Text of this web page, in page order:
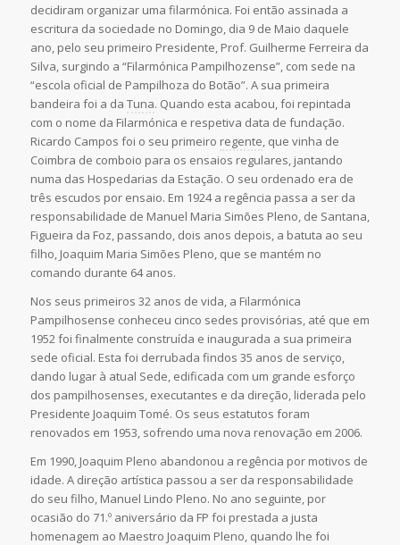
decidiram organizar uma filarmónica. Foi então assinada a
escritura da sociedade no Domingo, dia 9 de Maio daquele
ano, pelo seu primeiro Presidente, Prof. Guilherme Ferreira da
Silva, surgindo a “Filarmónica Pampilhozense”, com sede na
“escola oficial de Pampilhoza do Botão”. A sua primeira
bandeira foi a da Tuna. Quando esta acabou, foi repintada
com o nome da Filarmónica e respetiva data de fundação.
Ricardo Campos foi o seu primeiro regente, que vinha de
Coimbra de comboio para os ensaios regulares, jantando
numa das Hospedarias da Estação. O seu ordenado era de
três escudos por ensaio. Em 1924 a regência passa a ser da
responsabilidade de Manuel Maria Simões Pleno, de Santana,
Figueira da Foz, passando, dois anos depois, a batuta ao seu
filho, Joaquim Maria Simões Pleno, que se mantém no
comando durante 64 anos.
Nos seus primeiros 32 anos de vida, a Filarmónica
Pampilhosense conheceu cinco sedes provisórias, até que em
1952 foi finalmente construída e inaugurada a sua primeira
sede oficial. Esta foi derrubada findos 35 anos de serviço,
dando lugar à atual Sede, edificada com um grande esforço
dos pampilhosenses, executantes e da direção, liderada pelo
Presidente Joaquim Tomé. Os seus estatutos foram
renovados em 1953, sofrendo uma nova renovação em 2006.
Em 1990, Joaquim Pleno abandonou a regência por motivos de
idade. A direção artística passou a ser da responsabilidade
do seu filho, Manuel Lindo Pleno. No ano seguinte, por
ocasião do 71.º aniversário da FP foi prestada a justa
homenagem ao Maestro Joaquim Pleno, quando lhe foi